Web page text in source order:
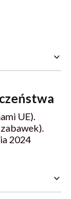
UE).
2024